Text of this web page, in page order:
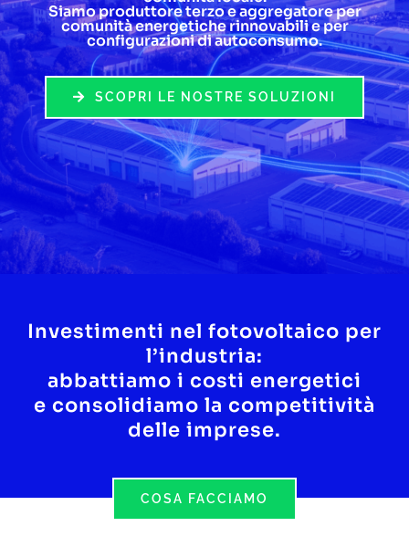
Lavora con noi
Contatti
Siamo produttore terzo e aggregatore per
comunità energetiche rinnovabili e per
configurazioni di autoconsumo.
SCOPRI LE NOSTRE SOLUZIONI
Investimenti nel fotovoltaico per
l’industria:
abbattiamo i costi energetici
e consolidiamo la competitività
delle imprese.
COSA FACCIAMO